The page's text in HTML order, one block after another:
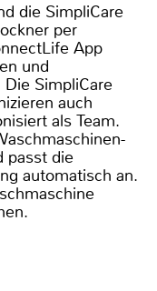
die SimpliCare
per
App
und
SimpliCare
auch
als Team.
passt die
automatisch an.